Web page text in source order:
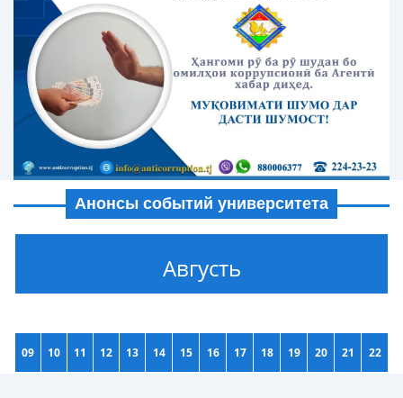
Анонсы событий университета
Августь
09 10 11 12 13 14 15 16 17 18 19 20 21 22